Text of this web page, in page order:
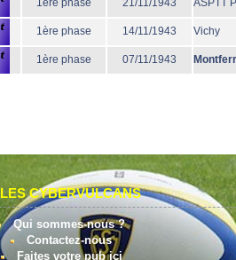
1ère phase 21/11/1943 ASPTT
1ère phase 14/11/1943 Vichy
1ère phase 07/11/1943
LES CYBERVULCANS
Qui sommes-nous ?
Contactez-nous
Faites votre pub ici